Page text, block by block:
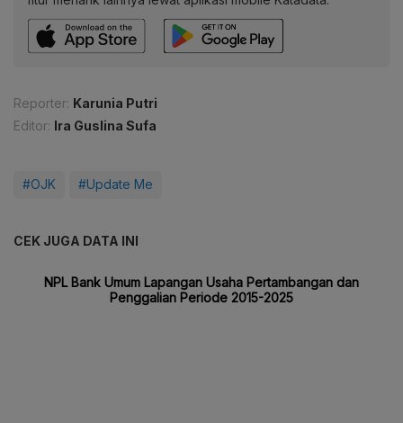
Reporter: Karunia Putri
Editor: Ira Guslina Sufa
#OJK #Update Me
CEK JUGA DATA INI